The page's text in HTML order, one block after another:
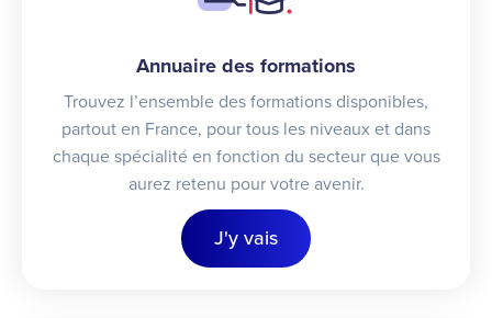
Annuaire des formations
Trouvez l’ensemble des formations disponibles,
partout en France, pour tous les niveaux et dans
chaque spécialité en fonction du secteur que vous
aurez retenu pour votre avenir.
J'y vais